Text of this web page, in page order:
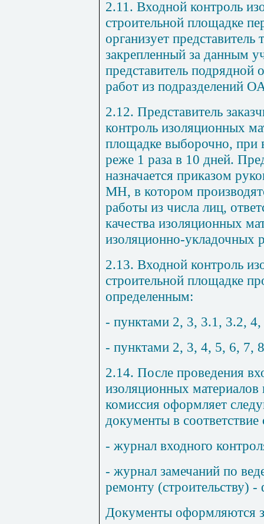
2.11. Входной контроль
строительной площадке
организует представитель
закрепленный за данным
представитель подрядной
работ из подразделений
2.12. Представитель
контроль изоляционных
площадке выборочно, при
реже 1 раза в 10 дней.
назначается приказом
МН, в котором
работы из числа лиц,
качества изоляционных
изоляционно-укладочных
2.13. Входной контроль
строительной площадке
определенным:
- пунктами 2, 3, 3.1, 3.2,
- пунктами 2, 3, 4, 5, 6, 7,
2.14. После проведения
изоляционных материалов
комиссия оформляет
документы в
- журнал входного
- журнал замечаний по
ремонту (строительству)
Документы оформляются